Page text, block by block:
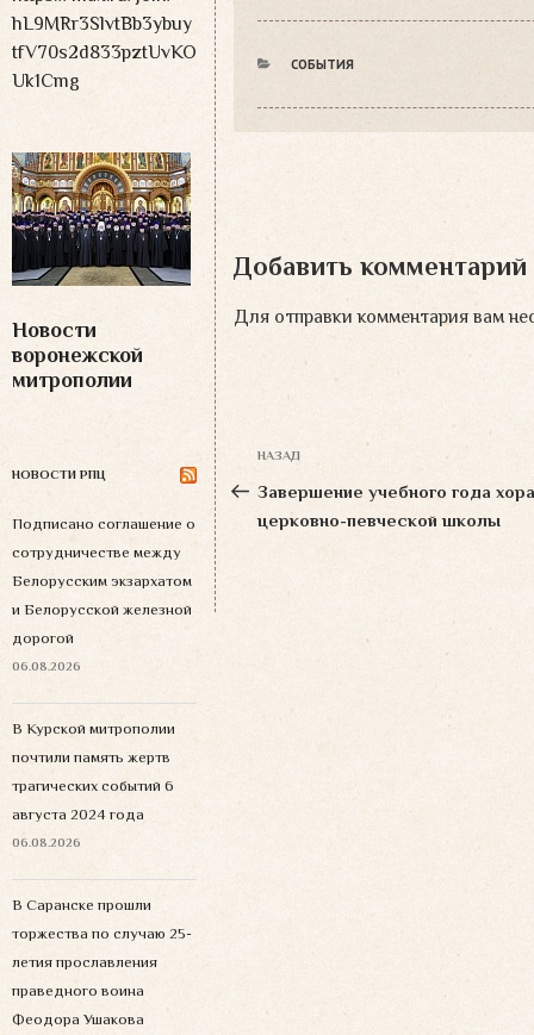
hL9MRr3SlvtBb3ybuy
tfV70s2d833pztUvKO
Uk1Cmg
Новости
воронежской
митрополии
НОВОСТИ РПЦ
Подписано соглашение о
сотрудничестве между
Белорусским экзархатом
и Белорусской железной
дорогой
06.08.2026
В Курской митрополии
почтили память жертв
трагических событий 6
августа 2024 года
06.08.2026
В Саранске прошли
торжества по случаю 25-
летия прославления
праведного воина
Феодора Ушакова
РУБРИКИ
СОБЫТИЯ
Добавить комментарий
Для отправки комментария вам
Навигация
по
записям
Предыдущая
запись:
НАЗАД
Завершение учебного года хора
церковно-певческой школы